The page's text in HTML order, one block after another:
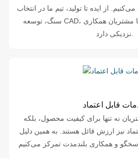
از ایده تا تولید، تیم ما در انتخاب
سنگ، توسعه CAD، نمونه‌برداری و ساخت با مشتریان همکاری
قابل اعتماد
نه تنها برای کیفیت محصول، بلکه
نیز ارزش قائل هستند. به همین دلیل